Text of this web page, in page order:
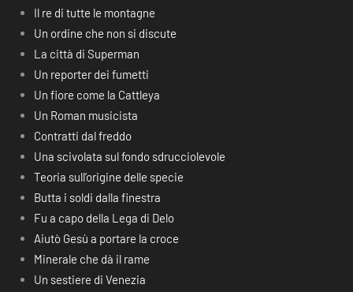
Il re di tutte le montagne
Un ordine che non si discute
La città di Superman
Un reporter dei fumetti
Un fiore come la Cattleya
Un Roman musicista
Contratti dal freddo
Una scivolata sul fondo sdrucciolevole
Teoria sull’origine delle specie
Butta i soldi dalla finestra
Fu a capo della Lega di Delo
Aiutò Gesù a portare la croce
Minerale che dà il rame
Un sestiere di Venezia